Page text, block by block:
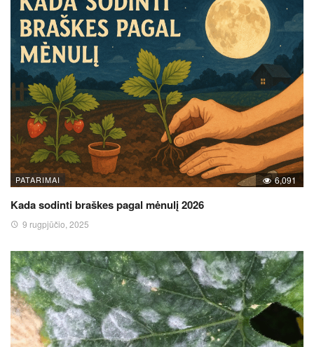
PATARIMAI 6,091
Kada sodinti braškes pagal mėnulį 2026
9 rugpjūčio, 2025